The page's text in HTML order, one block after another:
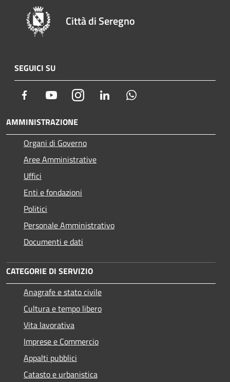
Città di Seregno
SEGUICI SU
Facebook YoutubeInstagram LinkedIn
AMMINISTRAZIONE
Organi di Governo
Aree Amministrative
Uffici
Enti e fondazioni
Politici
Personale Amministrativo
Documenti e dati
CATEGORIE DI SERVIZIO
Anagrafe e stato civile
Cultura e tempo libero
Vita lavorativa
Imprese e Commercio
Appalti pubblici
Catasto e urbanistica